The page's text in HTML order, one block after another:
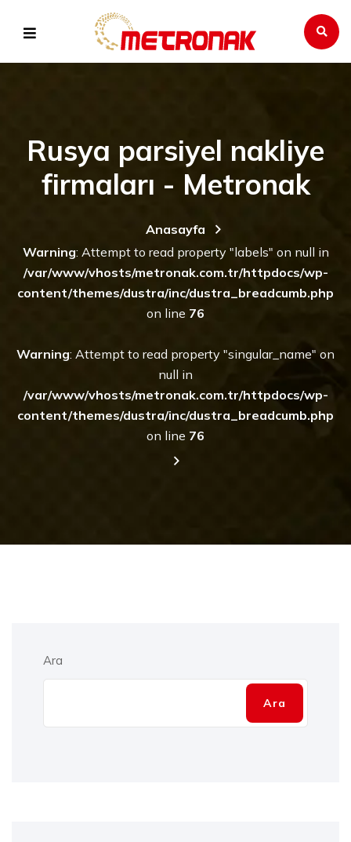
Rusya parsiyel nakliye
firmaları - Metronak
Anasayfa
Warning: Attempt to read property "labels" on null in
/var/www/vhosts/metronak.com.tr/httpdocs/wp-
content/themes/dustra/inc/dustra_breadcumb.php
on line 76
Warning: Attempt to read property "singular_name" on
null in
/var/www/vhosts/metronak.com.tr/httpdocs/wp-
content/themes/dustra/inc/dustra_breadcumb.php
on line 76
Ara
Ara